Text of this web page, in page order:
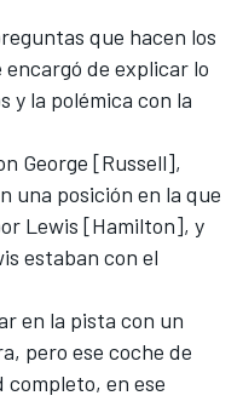
que hacen los
encargó de explicar lo
y la polémica con la
George [Russell],
una posición en la que
Lewis [Hamilton], y
estaban con el
en la pista con un
pero ese coche de
en ese